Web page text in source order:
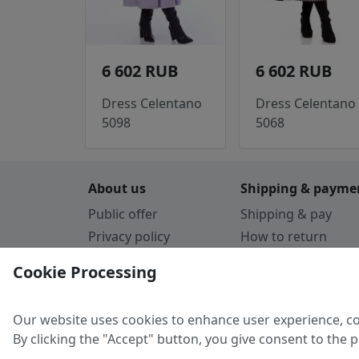
6 602 RUB
Dress Celentano
5098
6 602 RUB
Dress Celentano
5068
About us
Public offer
Privacy policy
Guarantee
Shipping &
Shipping & pay
How to return
Cookie Processing
Our website uses cookies to enhance user experience,
By clicking the "Accept" button, you give consent to the